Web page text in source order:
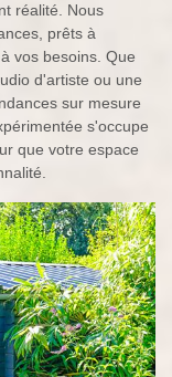
réalité. Nous
prêts à
vos besoins. Que
d'artiste ou une
sur mesure
s'occupe
que votre espace